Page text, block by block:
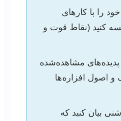
خود را با کارهای
کنید (نقاط قوت و
پدیده‌های مشاهده‌شده
و اصول افزاره‌ها
بیان کنید که